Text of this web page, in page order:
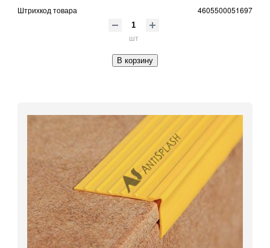
Штрихкод товара 4605500051697
шт
В корзину